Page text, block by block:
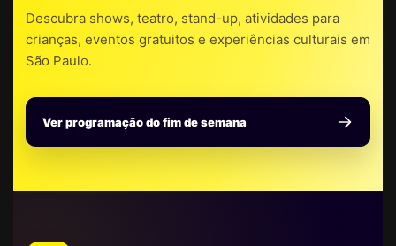
Descubra shows, teatro, stand-up, atividades para
crianças, eventos gratuitos e experiências culturais em
São Paulo.
Ver programação do fim de semana